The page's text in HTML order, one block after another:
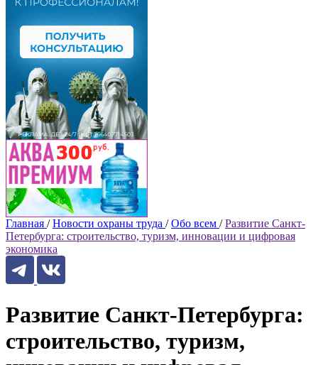
Главная / Новости охраны труда / Обо всем / Развитие Санкт-
Петербурга: строительство, туризм, инновации и цифровая
экономика
Развитие Санкт-Петербурга:
строительство, туризм,